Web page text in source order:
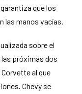
que los
las manos vacías.
sobre el
próximas dos
al que
Chevy se